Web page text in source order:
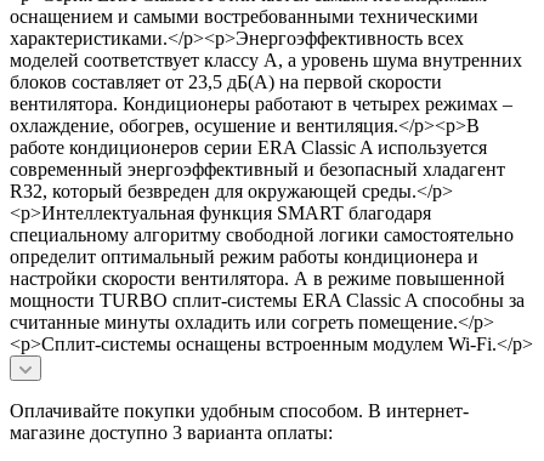
оснащением и самыми востребованными техническими
характеристиками.</p><p>Энергоэффективность всех
моделей соответствует классу А, а уровень шума внутренних
блоков составляет от 23,5 дБ(А) на первой скорости
вентилятора. Кондиционеры работают в четырех режимах –
охлаждение, обогрев, осушение и вентиляция.</p><p>В
работе кондиционеров серии ERA Classic A используется
современный энергоэффективный и безопасный хладагент
R32, который безвреден для окружающей среды.</p>
<p>Интеллектуальная функция SMART благодаря
специальному алгоритму свободной логики самостоятельно
определит оптимальный режим работы кондиционера и
настройки скорости вентилятора. А в режиме повышенной
мощности TURBO сплит-системы ERA Classic A способны за
считанные минуты охладить или согреть помещение.</p>
<p>Сплит-системы оснащены встроенным модулем Wi-Fi.</p>
Оплачивайте покупки удобным способом. В интернет-
магазине доступно 3 варианта оплаты: